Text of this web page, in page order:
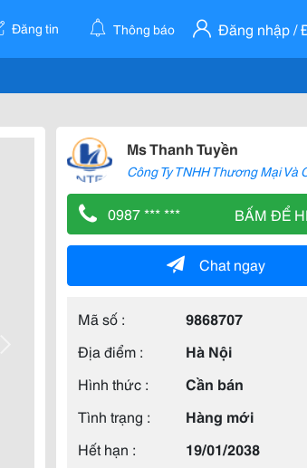
Đăng tin Thông báo Đăng nhập /
Ms Thanh Tuyền
0987 *** *** BẤM ĐỂ
Chat ngay
Mã số :
9868707
Địa điểm :
Hà Nội
Hình thức :
Cần bán
Tình trạng :
Hàng mới
Hết hạn :
19/01/2038